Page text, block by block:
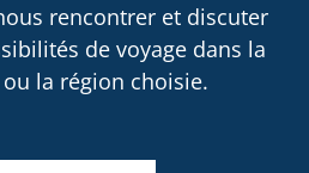
rencontrer et discuter
de voyage dans la
la région choisie.